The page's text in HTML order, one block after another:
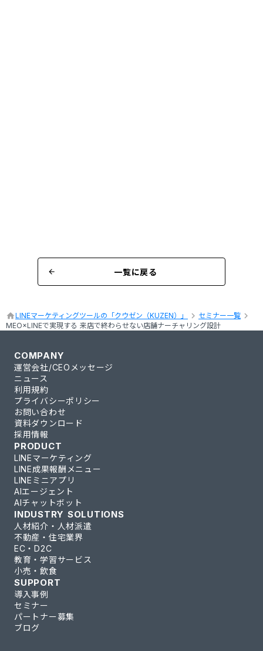
arrow_back 一覧に戻る
homeLINEマーケティングツールの「クウゼン（KUZEN）」 keyboard_arrow_right セミナー一覧 keyboard_arrow_right
MEO×LINEで実現する 来店で終わらせない店舗ナーチャリング設計
COMPANY
運営会社/CEOメッセージ
ニュース
利用規約
プライバシーポリシー
お問い合わせ
資料ダウンロード
採用情報
PRODUCT
LINEマーケティング
LINE成果報酬メニュー
LINEミニアプリ
AIエージェント
AIチャットボット
INDUSTRY SOLUTIONS
人材紹介・人材派遣
不動産・住宅業界
EC・D2C
教育・学習サービス
小売・飲食
SUPPORT
導入事例
セミナー
パートナー募集
ブログ